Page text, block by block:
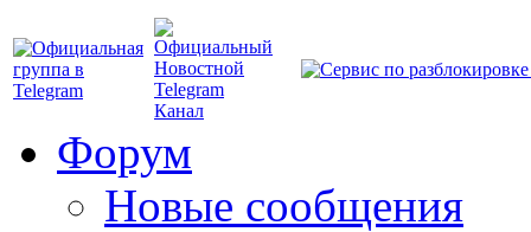
Форум
Новые сообщения